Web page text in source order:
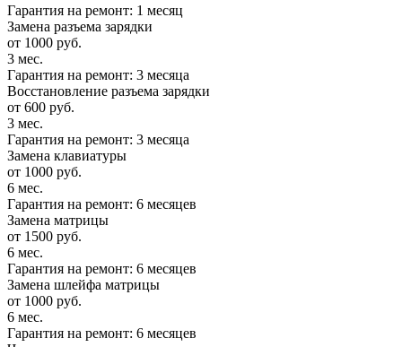
Гарантия на ремонт: 1 месяц
Замена разъема зарядки
от 1000 руб.
3 мес.
Гарантия на ремонт: 3 месяца
Восстановление разъема зарядки
от 600 руб.
3 мес.
Гарантия на ремонт: 3 месяца
Замена клавиатуры
от 1000 руб.
6 мес.
Гарантия на ремонт: 6 месяцев
Замена матрицы
от 1500 руб.
6 мес.
Гарантия на ремонт: 6 месяцев
Замена шлейфа матрицы
от 1000 руб.
6 мес.
Гарантия на ремонт: 6 месяцев